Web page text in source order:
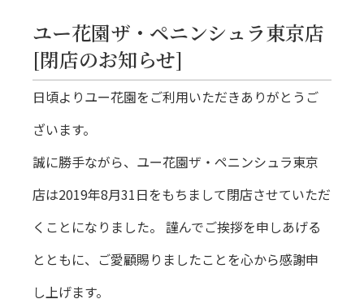
ユー花園ザ・ペニンシュラ東京店
[閉店のお知らせ]
日頃よりユー花園をご利用いただきありがとうご
ざいます。
誠に勝手ながら、ユー花園ザ・ペニンシュラ東京
店は2019年8月31日をもちまして閉店させていただ
くことになりました。 謹んでご挨拶を申しあげる
とともに、ご愛顧賜りましたことを心から感謝申
し上げます。